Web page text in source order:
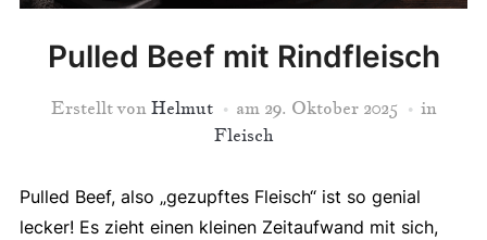
Pulled Beef mit Rindfleisch
Erstellt von Helmut am 29. Oktober 2025
in
Fleisch
Pulled Beef, also „gezupftes Fleisch“ ist so genial
lecker! Es zieht einen kleinen Zeitaufwand mit sich,